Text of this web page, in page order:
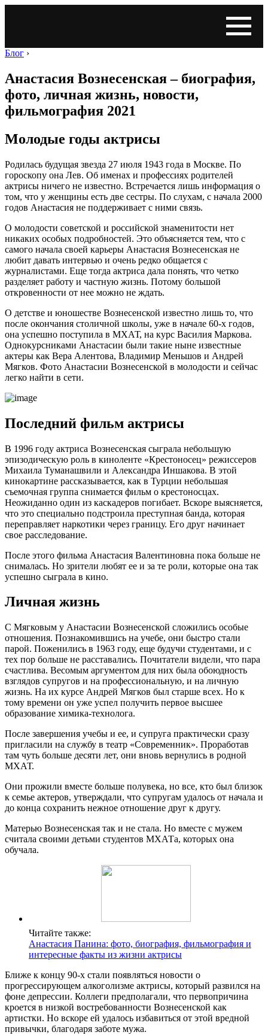
Блог ›
Анастасия Вознесенская – биография,
фото, личная жизнь, новости,
фильмография 2021
Молодые годы актрисы
Родилась будущая звезда 27 июля 1943 года в Москве. По
гороскопу она Лев. Об именах и профессиях родителей
актрисы ничего не известно. Встречается лишь информация о
том, что у женщины есть две сестры. По слухам, с начала 2000
годов Анастасия не поддерживает с ними связь.
О молодости советской и российской знаменитости нет
никаких особых подробностей. Это объясняется тем, что с
самого начала своей карьеры Анастасия Вознесенская не
любит давать интервью и очень редко общается с
журналистами. Еще тогда актриса дала понять, что четко
разделяет работу и частную жизнь. Потому большой
откровенности от нее можно не ждать.
О детстве и юношестве Вознесенской известно лишь то, что
после окончания столичной школы, уже в начале 60-х годов,
она успешно поступила в МХАТ, на курс Василия Маркова.
Однокурсниками Анастасии были такие ныне известные
актеры как Вера Алентова, Владимир Меньшов и Андрей
Мягков. Фото Анастасии Вознесенской в молодости и сейчас
легко найти в сети.
Последний фильм актрисы
В 1996 году актриса Вознесенская сыграла небольшую
эпизодическую роль в киноленте «Крестоносец» режиссеров
Михаила Туманашвили и Александра Иншакова. В этой
кинокартине рассказывается, как в Турции небольшая
съемочная группа снимается фильм о крестоносцах.
Неожиданно один из каскадеров погибает. Вскоре выясняется,
что это специально подстроила преступная банда, которая
переправляет наркотики через границу. Его друг начинает
свое расследование.
После этого фильма Анастасия Валентиновна пока больше не
снималась. Но зрители любят ее и за те роли, которые она так
успешно сыграла в кино.
Личная жизнь
С Мягковым у Анастасии Вознесенской сложились особые
отношения. Познакомившись на учебе, они быстро стали
парой. Поженились в 1963 году, еще будучи студентами, и с
тех пор больше не расставались. Почитатели видели, что пара
счастлива. Весомым аргументом для них была обоюдность
взглядов супругов и на профессиональную, и на личную
жизнь. На их курсе Андрей Мягков был старше всех. Но к
тому времени он уже успел получить первое высшее
образование химика-технолога.
После завершения учебы и ее, и супруга практически сразу
пригласили на службу в театр «Современник». Проработав
там чуть больше десяти лет, они вновь вернулись в родной
МХАТ.
Они прожили вместе больше полувека, но все, кто был близок
к семье актеров, утверждали, что супругам удалось от начала и
до конца сохранить нежное отношение друг к другу.
Матерью Вознесенская так и не стала. Но вместе с мужем
считала своими детьми студентов МХАТа, которых она
обучала.
Читайте также:
Анастасия Панина: фото, биография, фильмография и
интересные факты из жизни актрисы
Ближе к концу 90-х стали появляться новости о
прогрессирующем алкоголизме актрисы, который развился на
фоне депрессии. Коллеги предполагали, что первопричина
кроется в низкой востребованности Вознесенской как
артистки. Но вскоре ей удалось избавиться от этой вредной
привычки, благодаря заботе мужа.